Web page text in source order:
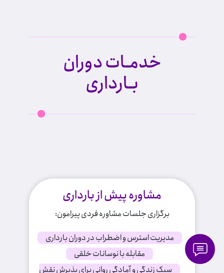
خدمـات دوران
بـارداری
مشاوره پیش از بارداری
برگزاری جلسات مشاوره فردی پیرامون:
مدیریت استرس و اضطراب در دوران بارداری
مقابله با نوسانات خلقی
سبک زندگی و آمادگی روانی برای پذیرش نقش